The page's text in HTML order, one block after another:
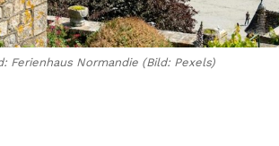
Ferienhaus Normandie (Bild: Pexels)